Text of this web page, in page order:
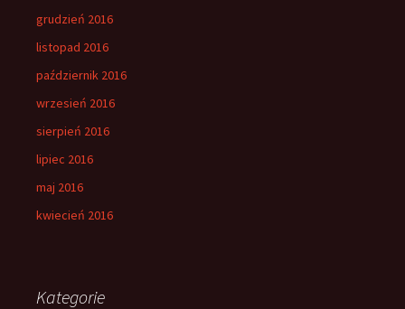
grudzień 2016
listopad 2016
październik 2016
wrzesień 2016
sierpień 2016
lipiec 2016
maj 2016
kwiecień 2016
Kategorie